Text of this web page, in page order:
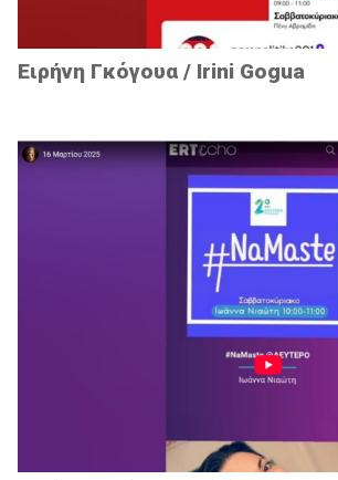
Ειρήνη Γκόγουα / Irini Gogua